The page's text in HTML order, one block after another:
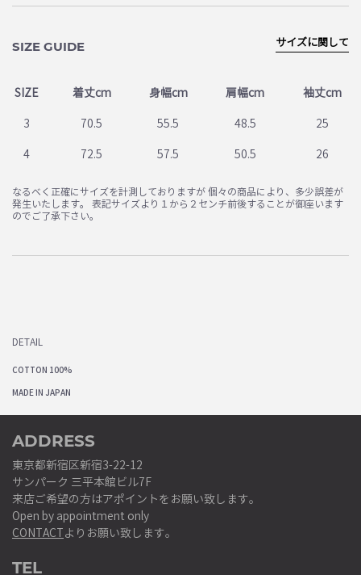
SIZE GUIDE
SIZE 着丈cm 身幅cm 肩幅cm 袖丈cm
3 70.5 55.5 48.5 25
4 72.5 57.5 50.5 26
サイズに関して
なるべく正確にサイズを計測しておりますが 個々の商品により、多少誤差が
発生いたします。 表記サイズより１から２センチ前後することが御座います
のでご了承下さい。
DETAIL
COTTON 100%
MADE IN JAPAN
ADDRESS
東京都新宿区新宿3-22-12
サンパーク 三平本館ビル7F
来店ご希望の方はアポイントをお願い致します。
Open by appointment only
CONTACTよりお願い致します。
TEL